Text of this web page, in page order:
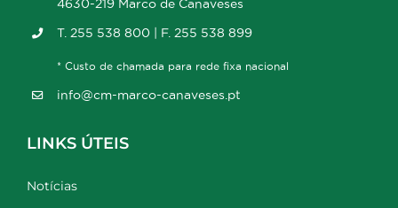
4630-219 Marco de Canaveses
T. 255 538 800 | F. 255 538 899
* Custo de chamada para rede fixa nacional
info@cm-marco-canaveses.pt
LINKS ÚTEIS
Notícias